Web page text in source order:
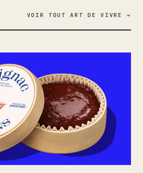
VOIR TOUT ART DE VIVRE →